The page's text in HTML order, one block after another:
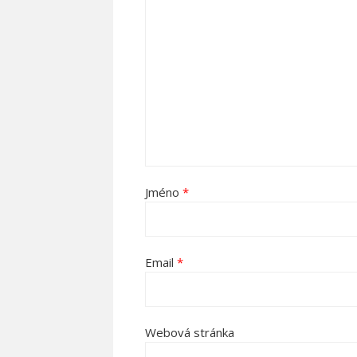
Jméno *
Email *
Webová stránka